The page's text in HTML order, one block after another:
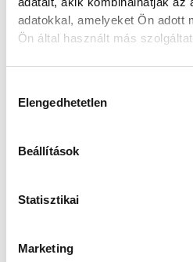
adatokkal, amelyeket Ön adott
Ön által használt más
Elengedhetetlen
Beállítások
Statisztikai
Marketing